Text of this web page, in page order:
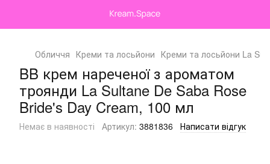
Обличчя Креми та лосьйони Креми та лосьйони La
BB крем нареченої з ароматом
троянди La Sultane De Saba Rose
Bride's Day Cream, 100 мл
Немає в наявності Артикул: 3881836 Написати відгук